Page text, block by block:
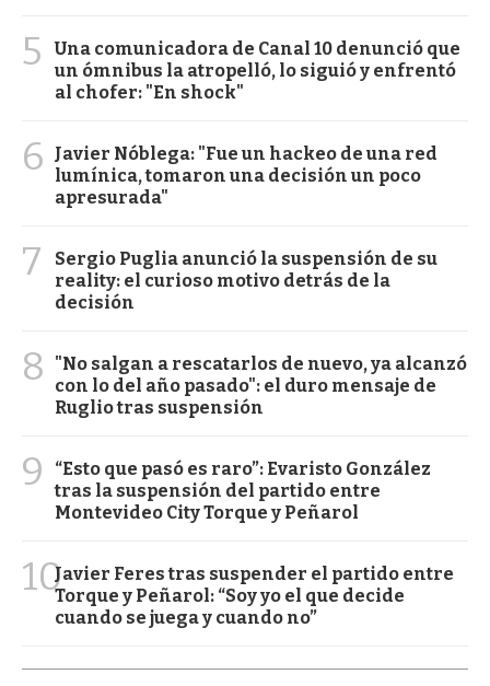
5
Una comunicadora de Canal 10 denunció que
un ómnibus la atropelló, lo siguió y enfrentó
al chofer: "En shock"
6
Javier Nóblega: "Fue un hackeo de una red
lumínica, tomaron una decisión un poco
apresurada"
7
Sergio Puglia anunció la suspensión de su
reality: el curioso motivo detrás de la
decisión
8
"No salgan a rescatarlos de nuevo, ya alcanzó
con lo del año pasado": el duro mensaje de
Ruglio tras suspensión
9
“Esto que pasó es raro”: Evaristo González
tras la suspensión del partido entre
Montevideo City Torque y Peñarol
10Javier Feres tras suspender el partido entre
Torque y Peñarol: “Soy yo el que decide
cuando se juega y cuando no”